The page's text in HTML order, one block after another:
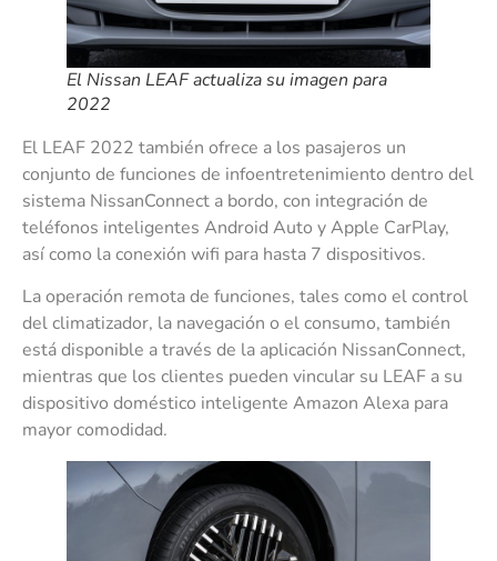
El Nissan LEAF actualiza su imagen para
2022
El LEAF 2022 también ofrece a los pasajeros un
conjunto de funciones de infoentretenimiento dentro del
sistema NissanConnect a bordo, con integración de
teléfonos inteligentes Android Auto y Apple CarPlay,
así como la conexión wifi para hasta 7 dispositivos.
La operación remota de funciones, tales como el control
del climatizador, la navegación o el consumo, también
está disponible a través de la aplicación NissanConnect,
mientras que los clientes pueden vincular su LEAF a su
dispositivo doméstico inteligente Amazon Alexa para
mayor comodidad.